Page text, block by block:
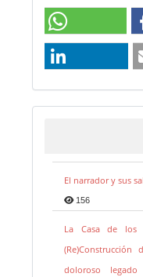
El narrador y sus
156
La Casa de los
doloroso